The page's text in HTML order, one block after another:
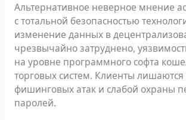
Альтернативное неверное мнение
с тотальной безопасностью
изменение данных в
чрезвычайно затруднено,
на уровне программного софта
торговых систем. Клиенты лишаются
фишинговых атак и слабой охраны
паролей.